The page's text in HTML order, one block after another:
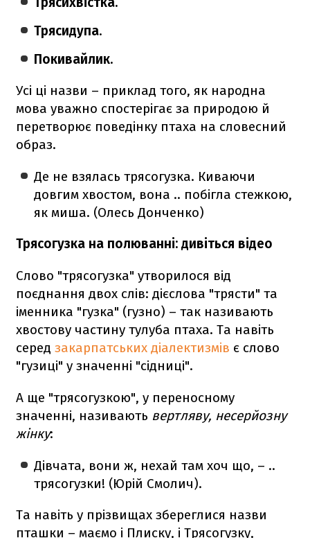
Трясидупа.
Покивайлик.
Усі ці назви – приклад того, як народна
мова уважно спостерігає за природою й
перетворює поведінку птаха на словесний
образ.
Де не взялась трясогузка. Киваючи
довгим хвостом, вона .. побігла стежкою,
як миша. (Олесь Донченко)
Трясогузка на полюванні: дивіться відео
Слово "трясогузка" утворилося від
поєднання двох слів: дієслова "трясти" та
іменника "гузка" (гузно) – так називають
хвостову частину тулуба птаха. Та навіть
серед закарпатських діалектизмів є слово
"гузиці" у значенні "сідниці".
А ще "трясогузкою", у переносному
значенні, називають вертляву, несерйозну
жінку:
Дівчата, вони ж, нехай там хоч що, – ..
трясогузки! (Юрій Смолич).
Та навіть у прізвищах збереглися назви
пташки – маємо і Плиску, і Трясогузку,